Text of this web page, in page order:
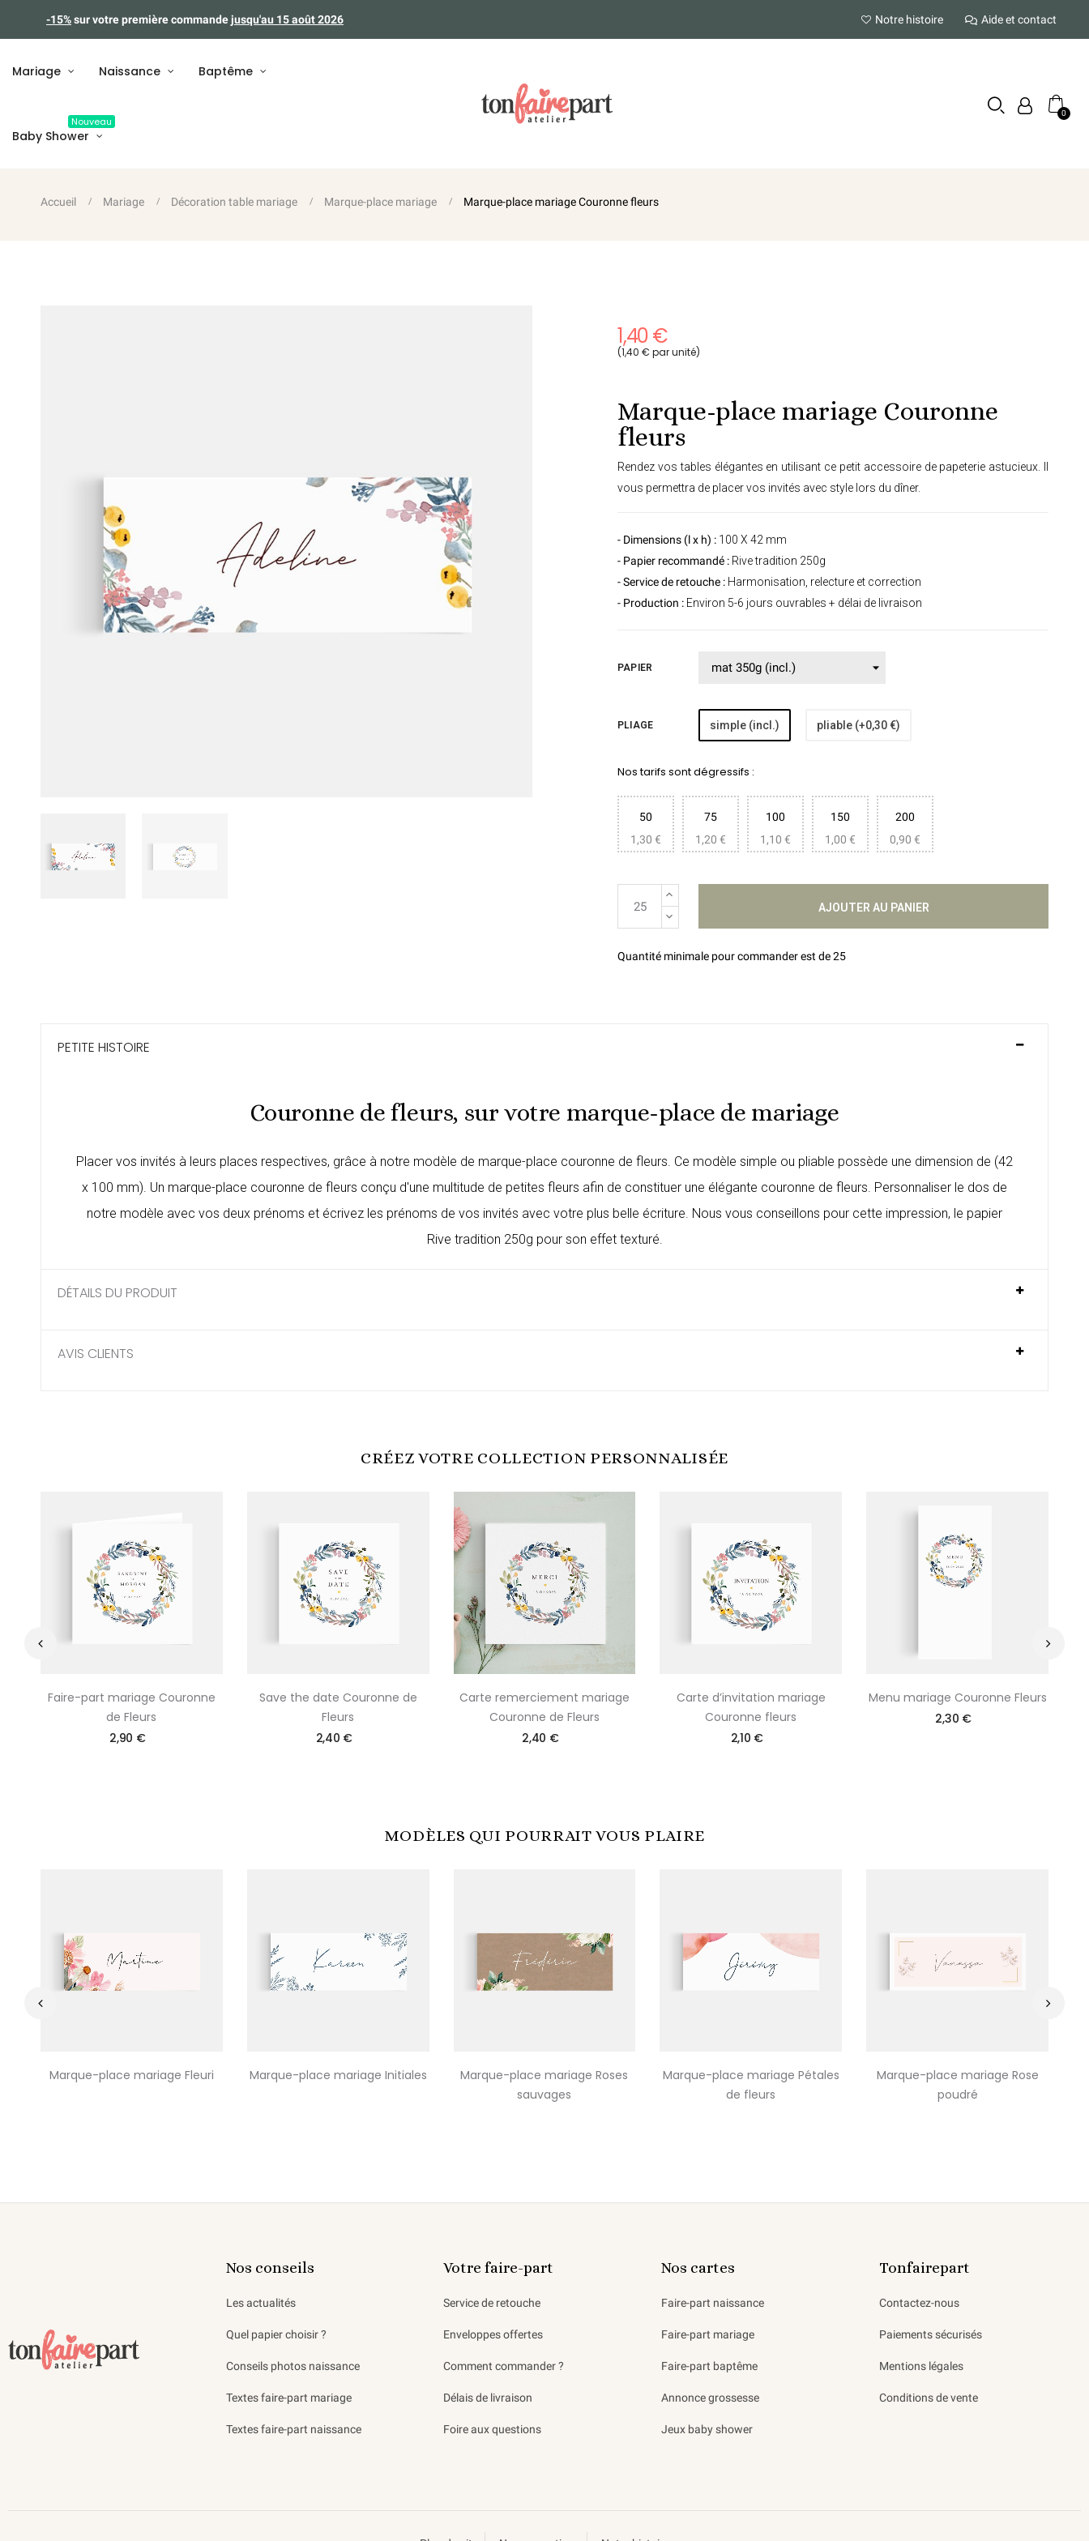
-15%sur votre première commandejusqu'au 15 août 2026 Notre histoire Aide et contact
Mariage Naissance Baptême
Baby Shower
Nouveau
Accueil Mariage Décoration table mariage Marque-place mariage Marque-place mariage Couronne fleurs
1,40 €
(1,40 € par unité)
Marque-place mariage Couronne
fleurs
Rendez vos tables élégantes en utilisant ce petit accessoire de papeterie astucieux. Il
vous permettra de placer vos invités avec style lors du dîner.
- Dimensions (l x h) : 100 X 42 mm
- Papier recommandé : Rive tradition 250g
- Service de retouche : Harmonisation, relecture et correction
- Production : Environ 5-6 jours ouvrables + délai de livraison
PAPIER
PLIAGE simple (incl.) pliable (+0,30 €)
Nos tarifs sont dégressifs :
50
1,30 €
75
1,20 €
100
1,10 €
150
1,00 €
200
0,90 €
AJOUTER AU PANIER
Quantité minimale pour commander est de 25
PETITE HISTOIRE
Couronne de fleurs, sur votre marque-place de mariage
Placer vos invités à leurs places respectives, grâce à notre modèle de marque-place couronne de fleurs. Ce modèle simple ou pliable possède une dimension de (42
x 100 mm). Un marque-place couronne de fleurs conçu d'une multitude de petites fleurs afin de constituer une élégante couronne de fleurs. Personnaliser le dos de
notre modèle avec vos deux prénoms et écrivez les prénoms de vos invités avec votre plus belle écriture. Nous vous conseillons pour cette impression, le papier
Rive tradition 250g pour son effet texturé.
DÉTAILS DU PRODUIT
AVIS CLIENTS
CRÉEZ VOTRE COLLECTION PERSONNALISÉE
Faire-part mariage Couronne
de Fleurs
2,90 €
Save the date Couronne de
Fleurs
2,40 €
Carte remerciement mariage
Couronne de Fleurs
2,40 €
Carte d’invitation mariage
Couronne fleurs
2,10 €
Menu mariage Couronne Fleurs
2,30 €
MODÈLES QUI POURRAIT VOUS PLAIRE
Marque-place mariage Fleuri Marque-place mariage Initiales
Marque-place mariage Roses
sauvages
Marque-place mariage Pétales
de fleurs
Marque-place mariage Rose
poudré
Nos conseils
Les actualités
Quel papier choisir ?
Conseils photos naissance
Textes faire-part mariage
Textes faire-part naissance
Votre faire-part
Service de retouche
Enveloppes offertes
Comment commander ?
Délais de livraison
Foire aux questions
Nos cartes
Faire-part naissance
Faire-part mariage
Faire-part baptême
Annonce grossesse
Jeux baby shower
Tonfairepart
Contactez-nous
Paiements sécurisés
Mentions légales
Conditions de vente